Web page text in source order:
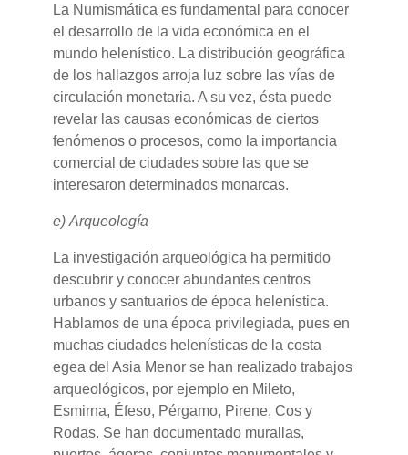
La Numismática es fundamental para conocer
el desarrollo de la vida económica en el
mundo helenístico. La distribución geográfica
de los hallazgos arroja luz sobre las vías de
circulación monetaria. A su vez, ésta puede
revelar las causas económicas de ciertos
fenómenos o procesos, como la importancia
comercial de ciudades sobre las que se
interesaron determinados monarcas.
e) Arqueología
La investigación arqueológica ha permitido
descubrir y conocer abundantes centros
urbanos y santuarios de época helenística.
Hablamos de una época privilegiada, pues en
muchas ciudades helenísticas de la costa
egea del Asia Menor se han realizado trabajos
arqueológicos, por ejemplo en Mileto,
Esmirna, Éfeso, Pérgamo, Pirene, Cos y
Rodas. Se han documentado murallas,